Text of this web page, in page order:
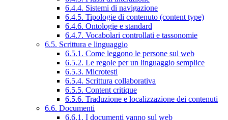
6.4.4. Sistemi di navigazione
6.4.5. Tipologie di contenuto (content type)
6.4.6. Ontologie e standard
6.4.7. Vocabolari controllati e tassonomie
6.5. Scrittura e linguaggio
6.5.1. Come leggono le persone sul web
6.5.2. Le regole per un linguaggio semplice
6.5.3. Microtesti
6.5.4. Scrittura collaborativa
6.5.5. Content critique
6.5.6. Traduzione e localizzazione dei contenuti
6.6. Documenti
6.6.1. I documenti vanno sul web